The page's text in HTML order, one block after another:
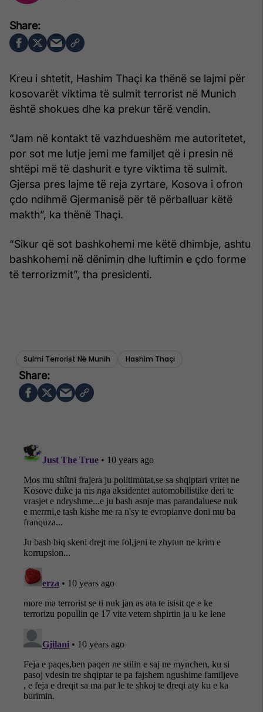
Kreu i shtetit, Hashim Thaçi ka thënë se lajmi për
kosovarët viktima të sulmit terrorist në Munich
është shokues dhe ka prekur tërë vendin.
“Jam në kontakt të vazhdueshëm me autoritetet,
por sot me lutje jemi me familjet që i presin në
shtëpi më të dashurit e tyre viktima të sulmit.
Gjersa pres lajme të reja zyrtare, Kosova i ofron
çdo ndihmë Gjermanisë për të përballuar këtë
makth”, ka thënë Thaçi.
“Sikur që sot bashkohemi me këtë dhimbje, ashtu
bashkohemi në dënimin dhe luftimin e çdo forme
të terrorizmit”, tha presidenti.
Sulmi Terrorist Në Munih Hashim Thaçi